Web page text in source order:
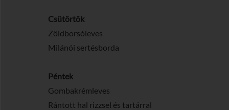
Csütörtök
Zöldborsóleves
Milánói sertésborda
Péntek
Gombakrémleves
Rántott hal rizzsel és tartárral